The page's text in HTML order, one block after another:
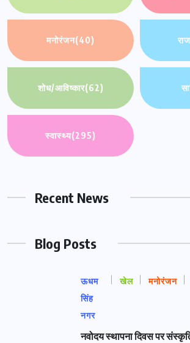
मनोरंजन(40)
शोध/आविष्कार(62)
स्वास्थ्य(295)
Recent News
Blog Posts
ऊधम
सिंह
नगर
खेल मनोरंजन
नवोदय स्थापना दिवस पर